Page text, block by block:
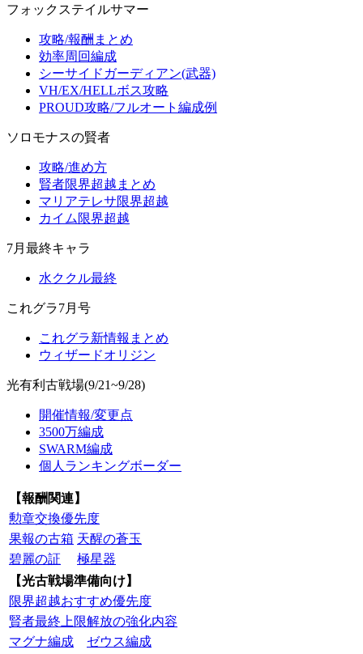
フォックステイルサマー
攻略/報酬まとめ
効率周回編成
シーサイドガーディアン(武器)
VH/EX/HELLボス攻略
PROUD攻略/フルオート編成例
ソロモナスの賢者
攻略/進め方
賢者限界超越まとめ
マリアテレサ限界超越
カイム限界超越
7月最終キャラ
水ククル最終
これグラ7月号
これグラ新情報まとめ
ウィザードオリジン
光有利古戦場(9/21~9/28)
開催情報/変更点
3500万編成
SWARM編成
個人ランキングボーダー
【報酬関連】
勲章交換優先度
果報の古箱 天醒の蒼玉
碧麗の証
極星器
【光古戦場準備向け】
限界超越おすすめ優先度
賢者最終上限解放の強化内容
マグナ編成
ゼウス編成